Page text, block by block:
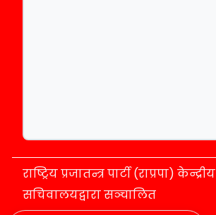
राष्ट्रिय प्रजातन्त्र पार्टी (राप्रपा) केन्द्रीय
सचिवालयद्वारा सञ्चालित